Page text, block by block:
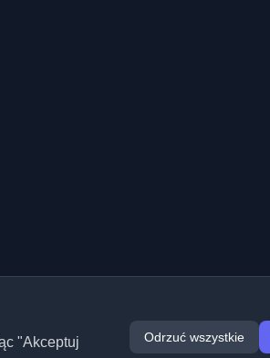
"Akceptuj
Odrzuć wszystkie